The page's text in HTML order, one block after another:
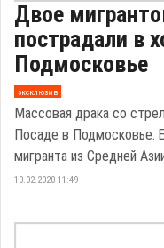
Двое
пострадали в
Подмосковье
эксклюзив
Массовая драка со
Посаде в Подмосковье.
мигранта из Средней
10.02.2020 11:49